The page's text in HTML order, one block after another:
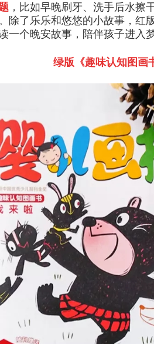
，比如早晚刷牙、洗手后水擦
除了乐乐和悠悠的小故事，红
一个晚安故事，陪伴孩子进入
绿版《趣味认知图画